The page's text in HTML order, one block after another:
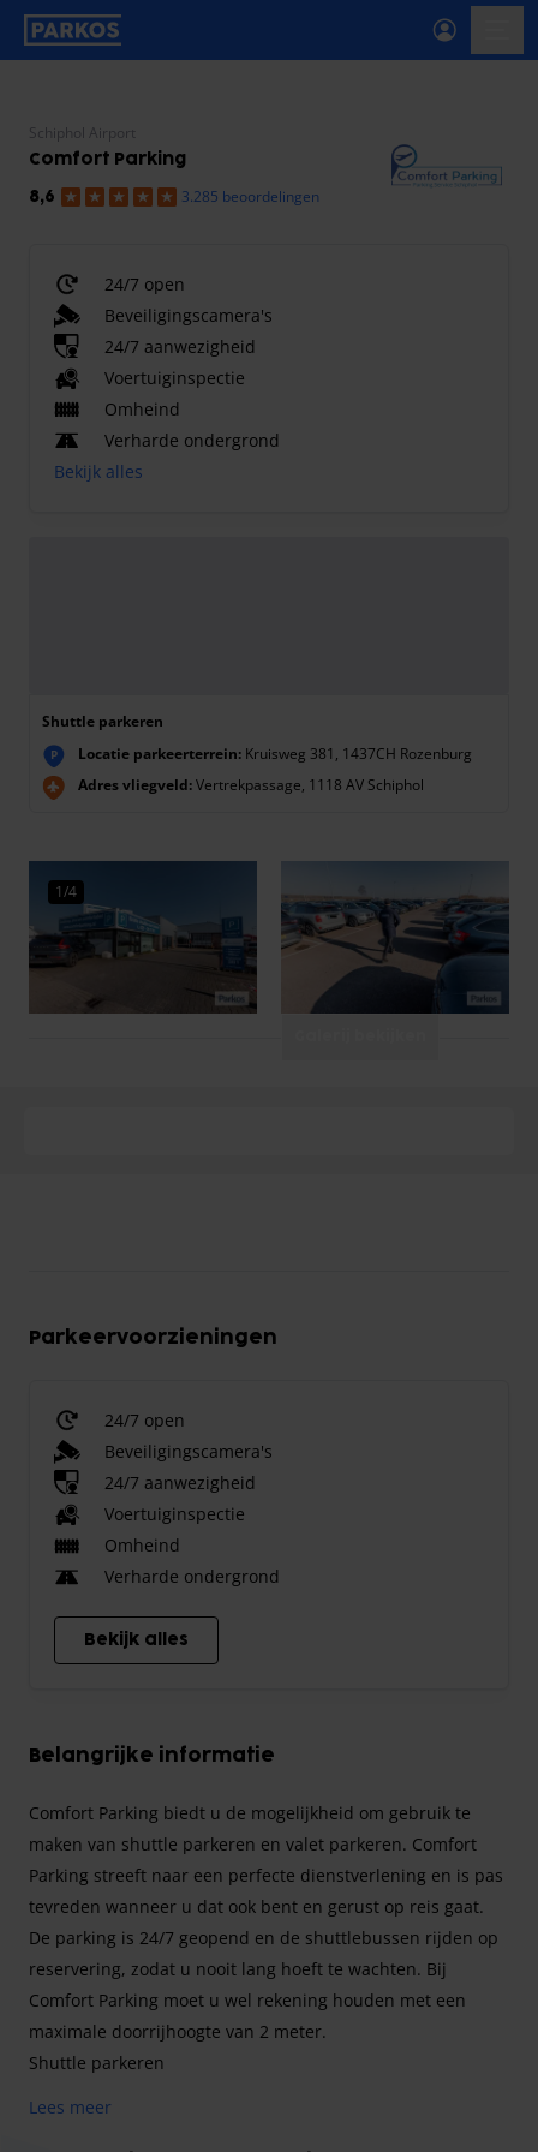
label-voor-primaire-navigatie
Schiphol Airport
Comfort Parking
8,6 3.285 beoordelingen
24/7 open
Beveiligingscamera's
24/7 aanwezigheid
Voertuiginspectie
Omheind
Verharde ondergrond
Bekijk alles
Shuttle parkeren
P Locatie parkeerterrein: Kruisweg 381, 1437CH Rozenburg
Adres vliegveld:Vertrekpassage, 1118 AV Schiphol
1/4
Parkeervoorzieningen
24/7 open
Beveiligingscamera's
24/7 aanwezigheid
Voertuiginspectie
Omheind
Verharde ondergrond
Bekijk alles
Belangrijke informatie
Comfort Parking biedt u de mogelijkheid om gebruik te
maken van shuttle parkeren en valet parkeren. Comfort
Parking streeft naar een perfecte dienstverlening en is pas
tevreden wanneer u dat ook bent en gerust op reis gaat.
De parking is 24/7 geopend en de shuttlebussen rijden op
reservering, zodat u nooit lang hoeft te wachten. Bij
Comfort Parking moet u wel rekening houden met een
maximale doorrijhoogte van 2 meter.
Shuttle parkeren
Lees meer